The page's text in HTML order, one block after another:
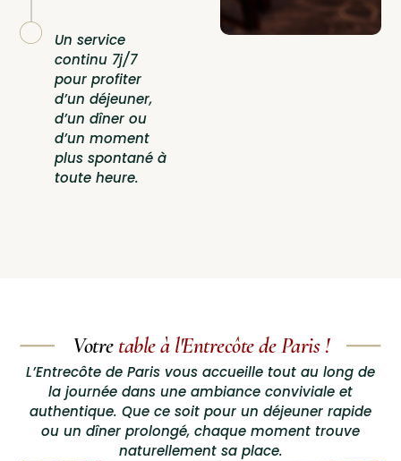
Un service
continu 7j/7
pour profiter
d’un déjeuner,
d’un dîner ou
d’un moment
plus spontané à
toute heure.
Votre table à l'Entrecôte de Paris !
L’Entrecôte de Paris vous accueille tout au long de
la journée dans une ambiance conviviale et
authentique. Que ce soit pour un déjeuner rapide
ou un dîner prolongé, chaque moment trouve
naturellement sa place.